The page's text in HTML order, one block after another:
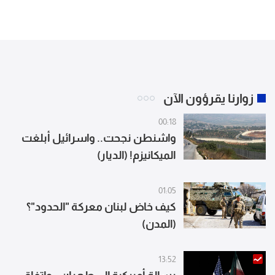
زوارنا يقرؤون الآن
00:18
واشنطن نجحت.. واسرائيل أبلغت
الميكانيزم! (الديار)
01:05
كيف خاض لبنان معركة "الحدود"؟
(المدن)
13:52